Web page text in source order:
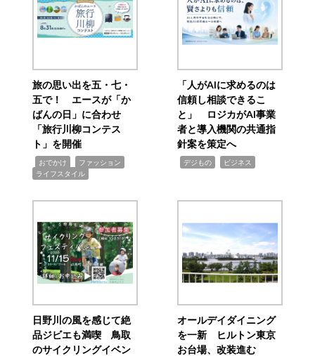
旅の思い出を五・七・
五で！ エースが「か
ばんの日」に合わせ
「旅行川柳コンテス
ト」を開催
おでかけ ファッション
ライフスタイル
「人がAIに求めるのは
信頼し相談できるこ
と」 ロジカがAI事業
者と導入機関の共通指
針案を策定へ
デジもの ビジネス
日野川の風を感じて絶
品ジビエも満喫 鳥取
のサイクリングイベン
オールデイダイニング
を一新 ヒルトン東京
お台場、改装進む